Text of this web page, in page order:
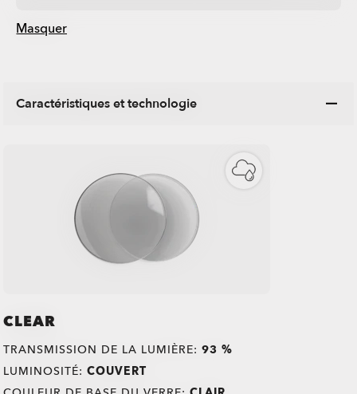
Masquer
Caractéristiques et technologie
CLEAR
TRANSMISSION DE LA LUMIÈRE:93 %
LUMINOSITÉ:COUVERT